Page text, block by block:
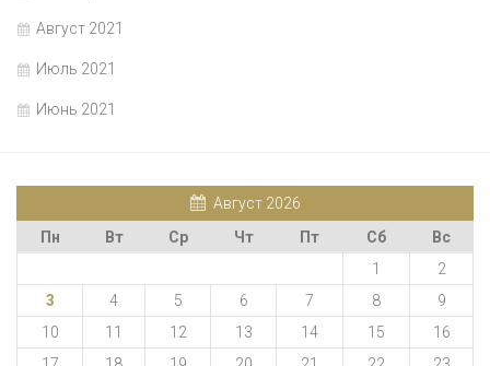
Август 2021
Июль 2021
Июнь 2021
Август 2026
Пн
Вт Ср Чт Пт Сб
Вс
1
2
3
4 5 6 7 8
9
10
11 12 13 14 15
16